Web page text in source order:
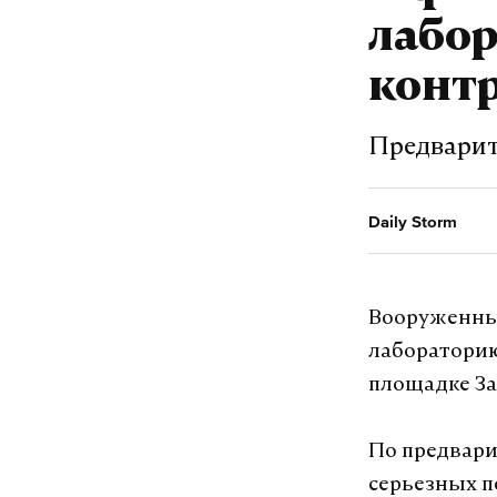
Daily Storm
площадке
По
серьезных